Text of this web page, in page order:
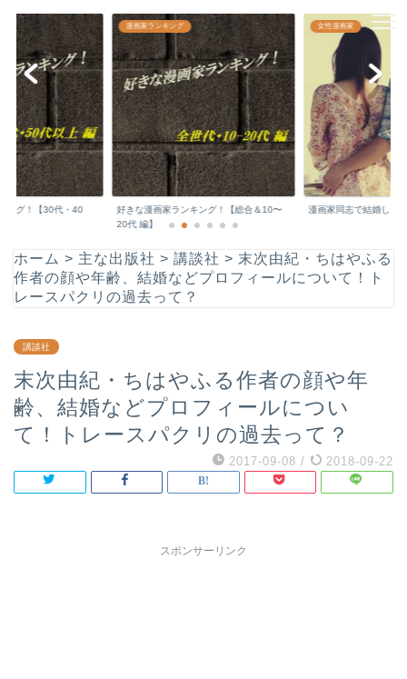
日本の文化を支える敬愛すべき漫画家先生の
顔や年収などをチェックしちゃいます♪
ング！【総合＆10〜
女性漫画家
漫画家同志で結婚した夫婦のまとめ！
集英社
週刊少年ジャンプ最大
ホーム > 主な出版社 > 講談社 > 末次由紀・ちはやふる
作者の顔や年齢、結婚などプロフィールについて！ト
レースパクリの過去って？
講談社
末次由紀・ちはやふる作者の顔や年
齢、結婚などプロフィールについ
て！トレースパクリの過去って？
2017-09-08 / 2018-09-22
スポンサーリンク